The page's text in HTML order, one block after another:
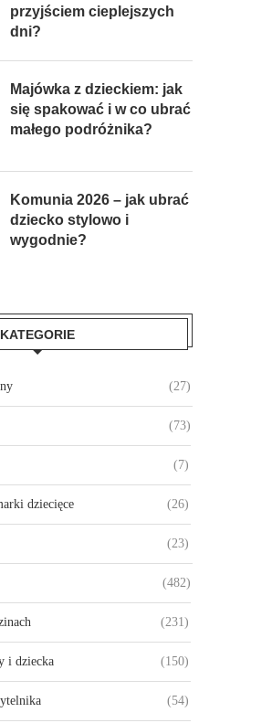
przyjściem cieplejszych
dni?
Majówka z dzieckiem: jak
się spakować i w co ubrać
małego podróżnika?
Komunia 2026 – jak ubrać
dziecko stylowo i
wygodnie?
KATEGORIE
(27)
(73)
(7)
dziecięce (26)
(23)
(482)
(231)
i dziecka (150)
(54)